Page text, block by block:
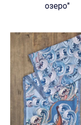
озеро"